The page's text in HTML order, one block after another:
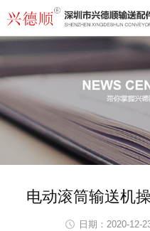
电动滚筒输送机
日期：2020-12-